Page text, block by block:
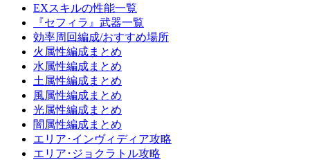
EXスキルの性能一覧
『セフィラ』武器一覧
効率周回編成/おすすめ場所
火属性編成まとめ
水属性編成まとめ
土属性編成まとめ
風属性編成まとめ
光属性編成まとめ
闇属性編成まとめ
エリア･インヴィディア攻略
エリア･ジョクラトル攻略